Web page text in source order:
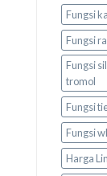
Fungsi
Fungsi
Fungsi
tromol
Fungsi
Fungsi
Harga